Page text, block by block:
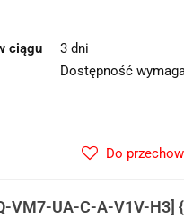
ciągu
3 dni
Dostępność
Do
VM7-UA-C-A-V1V-H3]